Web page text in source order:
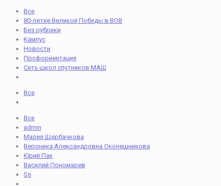
Все
80-летие Великой Победы в ВОВ
Без рубрики
Кампус
Новости
Профориентация
Сеть школ спутников МАШ
Все
Все
admin
Мария Щербачкова
Вероника Александровна Оконешникова
Юрий Пак
Василий Пономарев
Ss